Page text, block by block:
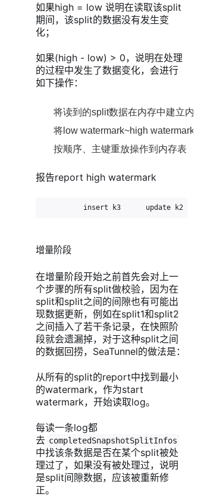
如果high = low 说明在读取该split
期间，该split的数据没有发生变
化；
如果(high - low) > 0，说明在处理
的过程中发生了数据变化，会进行
如下操作：
将读到的split数据在内存中建立内存表缓
将low watermark~high watermark的变更
按顺序、主键重放操作到内存表
报告report high watermark
insert k3      update k2
增量阶段
在增量阶段开始之前首先会对上一
个步骤的所有split做校验，因为在
split和split之间的间隙也有可能出
现数据更新，例如在split1和split2
之间插入了若干条记录，在快照阶
段就会遗漏掉，对于这种split之间
的数据回捞，SeaTunnel的做法是：
从所有的split的report中找到最小
的watermark，作为start
watermark，开始读取log。
每读一条log都
去 completedSnapshotSplitInfos
中找该条数据是否在某个split被处
理过了，如果没有被处理过，说明
是split间隙数据，应该被重新修
正。